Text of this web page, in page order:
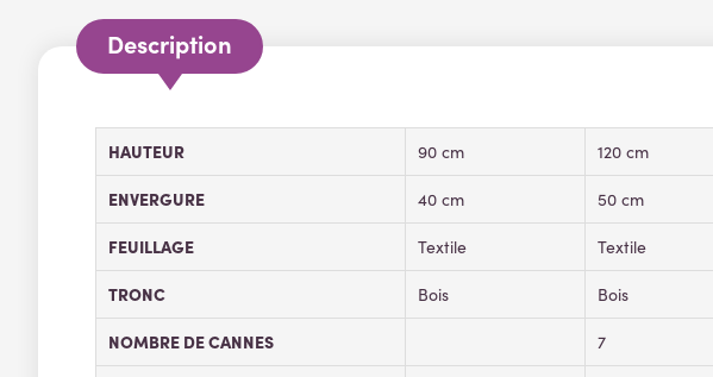
Description
HAUTEUR 90 cm 120 cm
ENVERGURE 40 cm 50 cm
FEUILLAGE Textile Textile
TRONC Bois Bois
NOMBRE DE CANNES 7